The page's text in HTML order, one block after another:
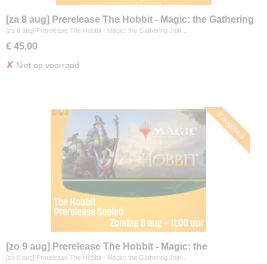
[za 8 aug] Prerelease The Hobbit - Magic: the Gathering
[za 8 aug] Prerelease The Hobbit - Magic: the Gathering Join…
€ 45,00
✘ Niet op voorraad
9 augustus
[zo 9 aug] Prerelease The Hobbit - Magic: the
Gathering
[zo 9 aug] Prerelease The Hobbit - Magic: the Gathering Join…